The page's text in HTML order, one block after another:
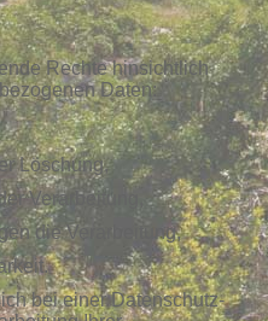
Rechte hinsichtlich
Daten:
Löschung,
Verarbeitung,
die Verarbeitung,
bei einer Datenschutz-